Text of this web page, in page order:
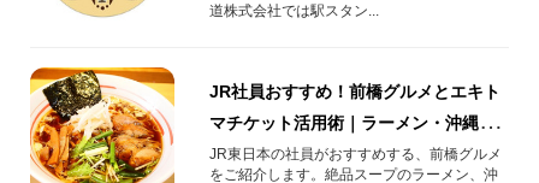
道株式会社では駅スタン...
JR社員おすすめ！前橋グルメとエキト
マチケット活用術｜ラーメン・沖縄料
理・老舗せんべい
JR東日本の社員がおすすめする、前橋グルメ
をご紹介します。絶品スープのラーメン、沖